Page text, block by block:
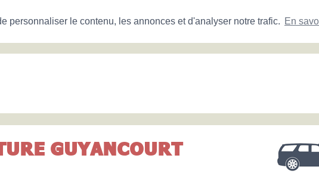
personnaliser le contenu, les annonces et d'analyser notre trafic. En
GUYANCOURT